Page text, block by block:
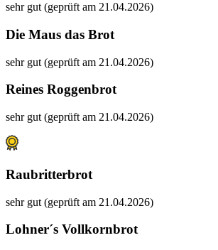
sehr gut (geprüft am 21.04.2026)
Die Maus das Brot
sehr gut (geprüft am 21.04.2026)
Reines Roggenbrot
sehr gut (geprüft am 21.04.2026)
Raubritterbrot
sehr gut (geprüft am 21.04.2026)
Lohner´s Vollkornbrot